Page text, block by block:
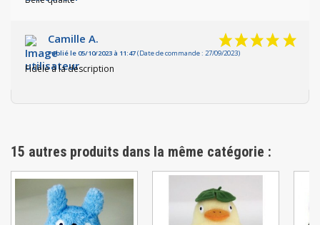
Camille A.
Publié le 05/10/2023 à 11:47(Date de commande : 27/09/2023)
Fidèle à la description
15 autres produits dans la même catégorie :